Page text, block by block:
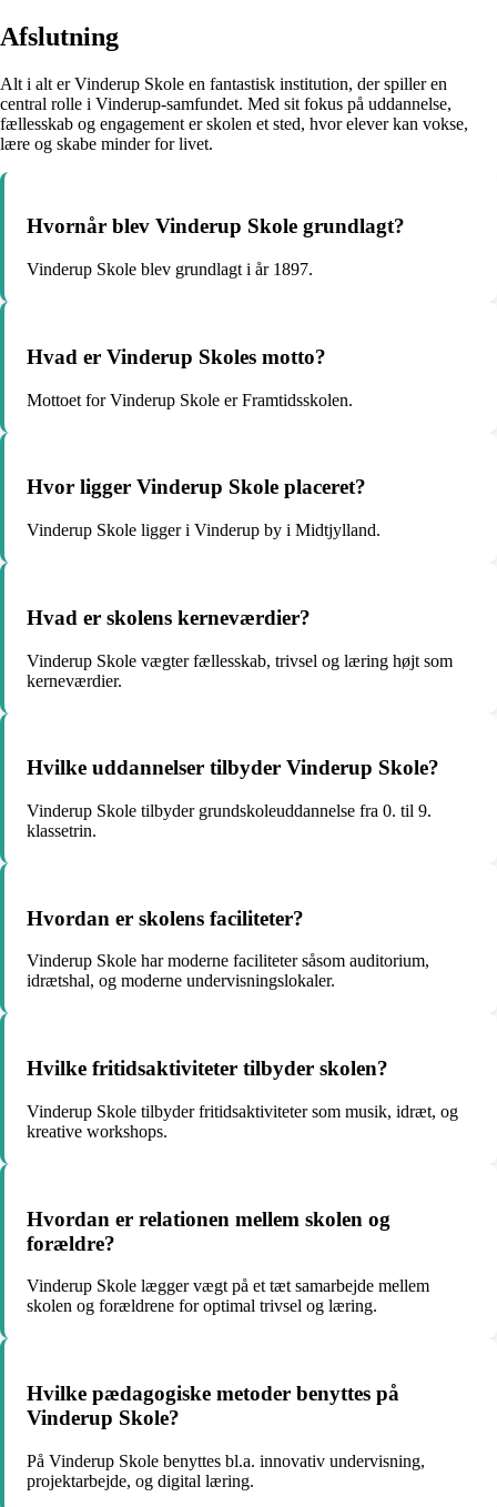
Afslutning
Alt i alt er Vinderup Skole en fantastisk institution, der spiller en
central rolle i Vinderup-samfundet. Med sit fokus på uddannelse,
fællesskab og engagement er skolen et sted, hvor elever kan vokse,
lære og skabe minder for livet.
Hvornår blev Vinderup Skole grundlagt?
Vinderup Skole blev grundlagt i år 1897.
Hvad er Vinderup Skoles motto?
Mottoet for Vinderup Skole er Framtidsskolen.
Hvor ligger Vinderup Skole placeret?
Vinderup Skole ligger i Vinderup by i Midtjylland.
Hvad er skolens kerneværdier?
Vinderup Skole vægter fællesskab, trivsel og læring højt som
kerneværdier.
Hvilke uddannelser tilbyder Vinderup Skole?
Vinderup Skole tilbyder grundskoleuddannelse fra 0. til 9.
klassetrin.
Hvordan er skolens faciliteter?
Vinderup Skole har moderne faciliteter såsom auditorium,
idrætshal, og moderne undervisningslokaler.
Hvilke fritidsaktiviteter tilbyder skolen?
Vinderup Skole tilbyder fritidsaktiviteter som musik, idræt, og
kreative workshops.
Hvordan er relationen mellem skolen og
forældre?
Vinderup Skole lægger vægt på et tæt samarbejde mellem
skolen og forældrene for optimal trivsel og læring.
Hvilke pædagogiske metoder benyttes på
Vinderup Skole?
På Vinderup Skole benyttes bl.a. innovativ undervisning,
projektarbejde, og digital læring.